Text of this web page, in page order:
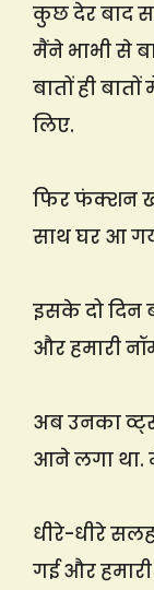
कुछ देर बाद
मैंने भाभी से
बातों ही
लिए.
फिर फंक्शन
साथ घर आ
इसके दो दिन
और हमारी
अब उनका
आने लगा था.
धीरे-धीरे
गई और